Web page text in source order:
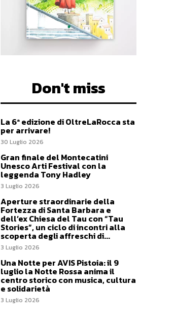
Don't miss
La 6ª edizione di OltreLaRocca sta
per arrivare!
30 Luglio 2026
Gran finale del Montecatini
Unesco Arti Festival con la
leggenda Tony Hadley
3 Luglio 2026
Aperture straordinarie della
Fortezza di Santa Barbara e
dell’ex Chiesa del Tau con “Tau
Stories”, un ciclo di incontri alla
scoperta degli affreschi di...
3 Luglio 2026
Una Notte per AVIS Pistoia: il 9
luglio la Notte Rossa anima il
centro storico con musica, cultura
e solidarietà
3 Luglio 2026